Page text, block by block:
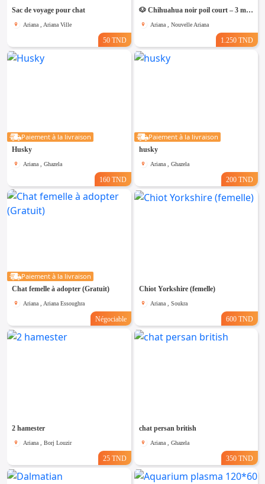
Sac de voyage pour chat
Ariana , Ariana Ville
50 TND
🐶 Chihuahua noir poil court – 3 mois – Race pure
Ariana , Nouvelle Ariana
1.250 TND
Paiement à la livraison
Husky
Ariana , Ghazela
160 TND
Paiement à la livraison
husky
Ariana , Ghazela
200 TND
Paiement à la livraison
Chat femelle à adopter (Gratuit)
Ariana , Ariana Essoughra
Négociable
Chiot Yorkshire (femelle)
Ariana , Soukra
600 TND
2 hamester
Ariana , Borj Louzir
25 TND
chat persan british
Ariana , Ghazela
350 TND